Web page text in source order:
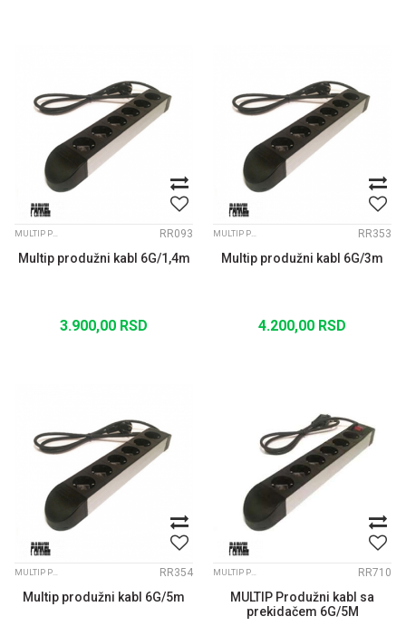
MULTIP PRODUŽNI KABLOVI RR093
Multip produžni kabl 6G/1,4m
3.900,00 RSD
MULTIP PRODUŽNI KABLOVI RR353
Multip produžni kabl 6G/3m
4.200,00 RSD
MULTIP PRODUŽNI KABLOVI RR354
Multip produžni kabl 6G/5m
MULTIP PRODUŽNI KABLOVI RR710
MULTIP Produžni kabl sa
prekidačem 6G/5M